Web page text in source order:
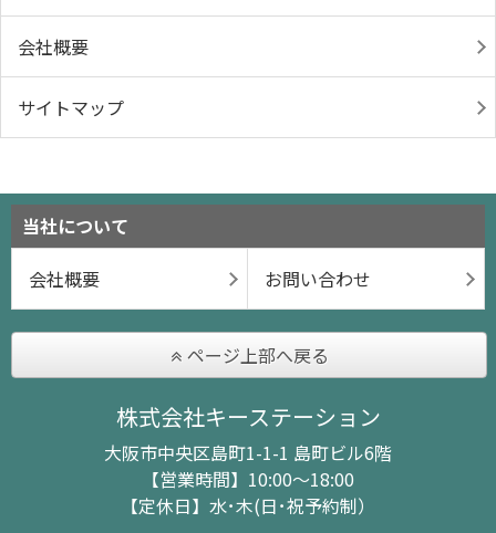
会社概要
サイトマップ
当社について
会社概要
お問い合わせ
ページ上部へ戻る
株式会社キーステーション
大阪市中央区島町1-1-1 島町ビル6階
【営業時間】10:00～18:00
【定休日】水･木(日･祝予約制）